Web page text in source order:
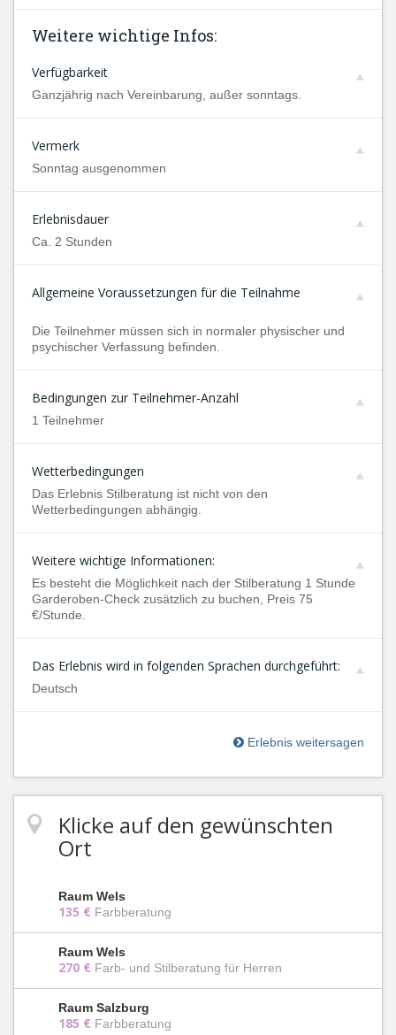
Weitere wichtige Infos:
Verfügbarkeit
Ganzjährig nach Vereinbarung, außer sonntags.
Vermerk
Sonntag ausgenommen
Erlebnisdauer
Ca. 2 Stunden
Allgemeine Voraussetzungen für die Teilnahme
Die Teilnehmer müssen sich in normaler physischer und
psychischer Verfassung befinden.
Bedingungen zur Teilnehmer-Anzahl
1 Teilnehmer
Wetterbedingungen
Das Erlebnis Stilberatung ist nicht von den
Wetterbedingungen abhängig.
Weitere wichtige Informationen:
Es besteht die Möglichkeit nach der Stilberatung 1 Stunde
Garderoben-Check zusätzlich zu buchen, Preis 75
€/Stunde.
Das Erlebnis wird in folgenden Sprachen durchgeführt:
Deutsch
Erlebnis weitersagen
Klicke auf den gewünschten
Ort
Raum Wels
135 € Farbberatung
Raum Wels
270 € Farb- und Stilberatung für Herren
Raum Salzburg
185 € Farbberatung